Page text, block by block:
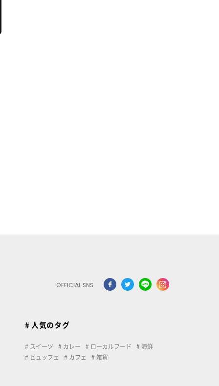
OFFICIAL SNS
# 人気のタグ
スイーツ カレー ローカルフード
海鮮
ビュッフェ
カフェ 雑貨